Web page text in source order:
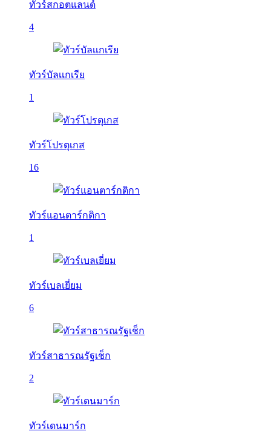
ทัวร์สกอตแลนด์
4
ทัวร์บัลเเกเรีย
1
ทัวร์โปรตุเกส
16
ทัวร์แอนตาร์กติกา
1
ทัวร์เบลเยี่ยม
6
ทัวร์สาธารณรัฐเช็ก
2
ทัวร์เดนมาร์ก